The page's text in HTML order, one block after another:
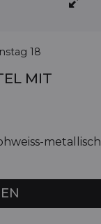
18
MIT
metallisch